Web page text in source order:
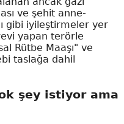
ve şehit anne-
gibi iyileştirmeler yer
yapan terörle
Rütbe Maaşı" ve
taslağa dahil
şey istiyor ama